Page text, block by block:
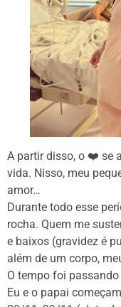
A partir disso, o ❤️ se
vida. Nisso, meu
amor…
Durante todo esse
rocha. Quem me
e baixos (gravidez é
além de um corpo,
O tempo foi
Eu e o papai